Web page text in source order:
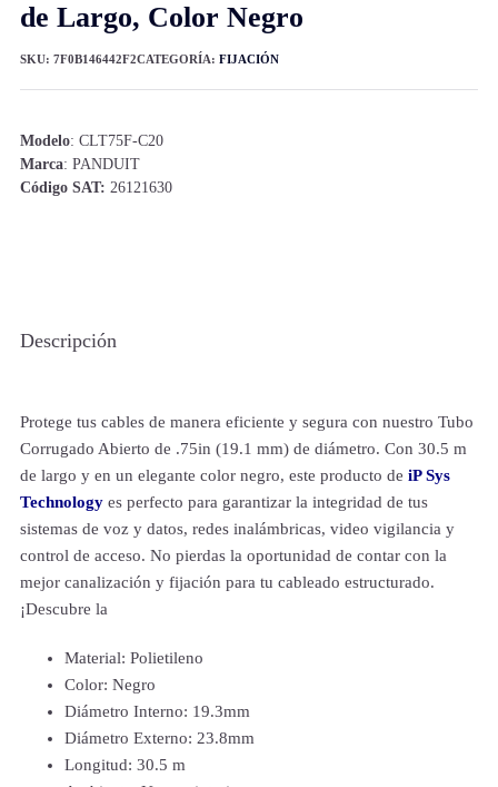
de Largo, Color Negro
Modelo: CLT75F-C20
Marca: PANDUIT
Código SAT: 26121630
SKU: 7F0B146442F2CATEGORÍA: FIJACIÓN
Descripción
Protege tus cables de manera eficiente y segura con nuestro Tubo
Corrugado Abierto de .75in (19.1 mm) de diámetro. Con 30.5 m
de largo y en un elegante color negro, este producto de iP Sys
Technologyes perfecto para garantizar la integridad de tus
sistemas de voz y datos, redes inalámbricas, video vigilancia y
control de acceso. No pierdas la oportunidad de contar con la
mejor canalización y fijación para tu cableado estructurado.
¡Descubre la
Material: Polietileno
Color: Negro
Diámetro Interno: 19.3mm
Diámetro Externo: 23.8mm
Longitud: 30.5 m